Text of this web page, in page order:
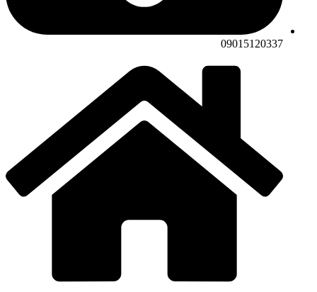
09015120337